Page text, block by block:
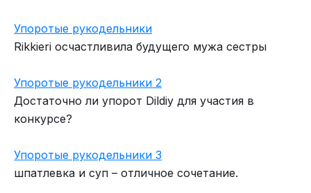
Упоротые рукодельники
Rikkieri осчастливила будущего мужа сестры
Упоротые рукодельники 2
Достаточно ли упорот Dildiy для участия в
конкурсе?
Упоротые рукодельники 3
шпатлевка и суп – отличное сочетание.